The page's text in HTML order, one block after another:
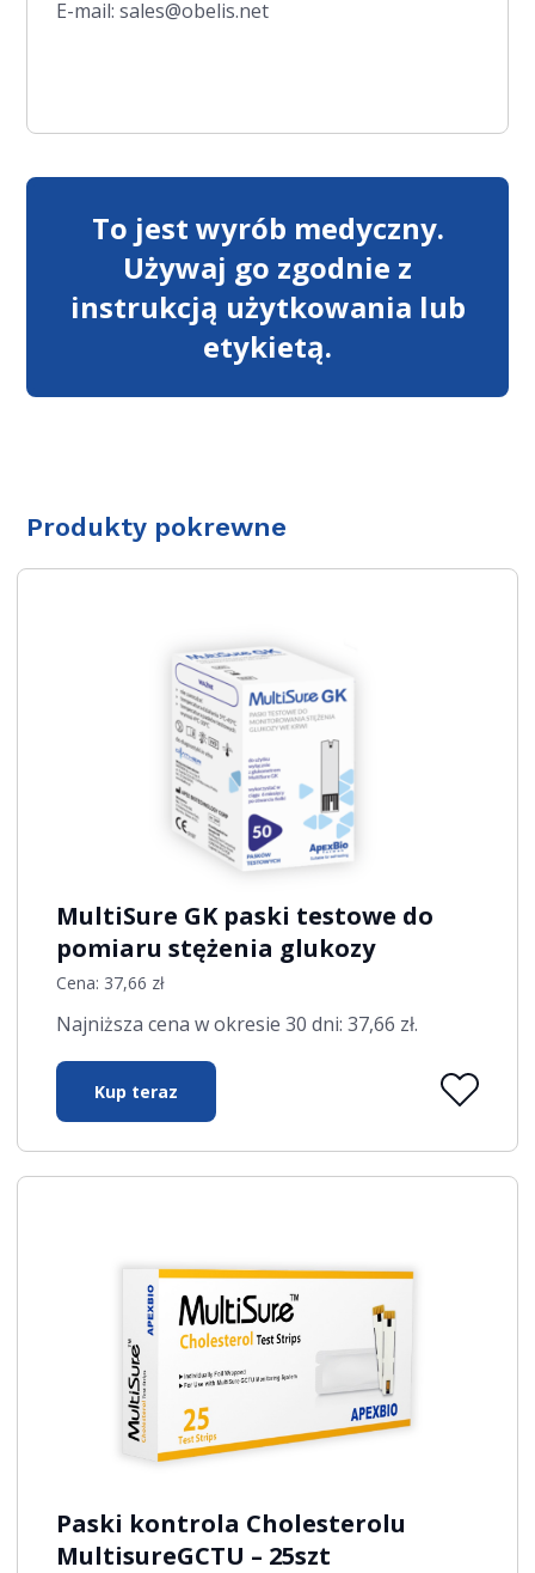
E-mail: sales@obelis.net
To jest wyrób medyczny.
Używaj go zgodnie z
instrukcją użytkowania lub
etykietą.
Produkty pokrewne
MultiSure GK paski testowe do
pomiaru stężenia glukozy
Cena: 37,66 zł
Najniższa cena w okresie 30 dni:37,66 zł.
Kup teraz
Paski kontrola Cholesterolu
MultisureGCTU – 25szt